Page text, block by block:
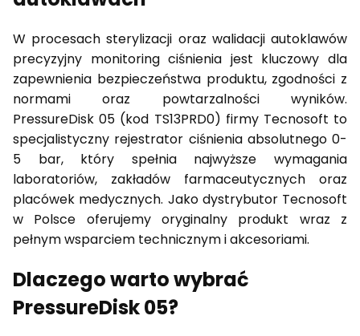
W procesach sterylizacji oraz walidacji autoklawów
precyzyjny monitoring ciśnienia jest kluczowy dla
zapewnienia bezpieczeństwa produktu, zgodności z
normami oraz powtarzalności wyników.
PressureDisk 05 (kod TS13PRD0) firmy Tecnosoft to
specjalistyczny rejestrator ciśnienia absolutnego 0-
5 bar, który spełnia najwyższe wymagania
laboratoriów, zakładów farmaceutycznych oraz
placówek medycznych. Jako dystrybutor Tecnosoft
w Polsce oferujemy oryginalny produkt wraz z
pełnym wsparciem technicznym i akcesoriami.
Dlaczego warto wybrać
PressureDisk 05?